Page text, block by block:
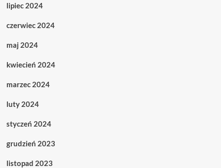
lipiec 2024
czerwiec 2024
maj 2024
kwiecień 2024
marzec 2024
luty 2024
styczeń 2024
grudzień 2023
listopad 2023